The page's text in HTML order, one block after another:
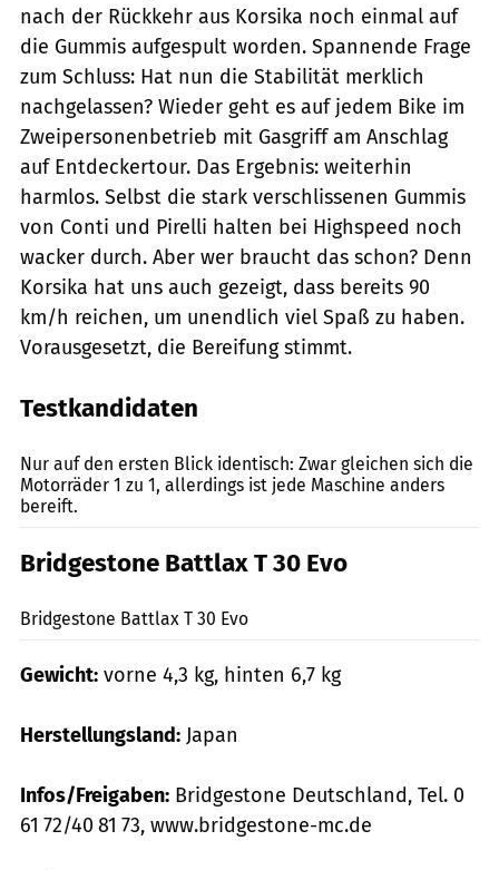
nach der Rückkehr aus Korsika noch einmal auf
die Gummis aufgespult worden. Spannende Frage
zum Schluss: Hat nun die Stabilität merklich
nachgelassen? Wieder geht es auf jedem Bike im
Zweipersonenbetrieb mit Gasgriff am Anschlag
auf Entdeckertour. Das Ergebnis: weiterhin
harmlos. Selbst die stark verschlissenen Gummis
von Conti und Pirelli halten bei Highspeed noch
wacker durch. Aber wer braucht das schon? Denn
Korsika hat uns auch gezeigt, dass bereits 90
km/h reichen, um unendlich viel Spaß zu haben.
Vorausgesetzt, die Bereifung stimmt.
Testkandidaten
Nur auf den ersten Blick identisch: Zwar gleichen sich die
Motorräder 1 zu 1, allerdings ist jede Maschine anders
bereift.
Bridgestone Battlax T 30 Evo
Bridgestone Battlax T 30 Evo
Gewicht: vorne 4,3 kg, hinten 6,7 kg
Herstellungsland: Japan
Infos/Freigaben: Bridgestone Deutschland, Tel. 0
61 72/40 81 73, www.bridgestone-mc.de